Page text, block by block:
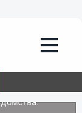
об